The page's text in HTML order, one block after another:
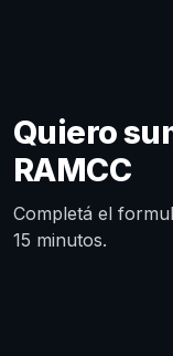
Quiero
RAMCC
Completá el
15 minutos.